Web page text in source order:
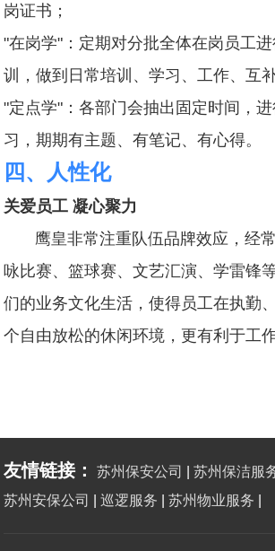
岗证书；
"在岗学"：定期对分批全体在岗员工
训，做到日常培训、学习、工作、互补
"定点学"：各部门会抽出固定时间，
习，期期有主题、有笔记、有心得。
四、人性化
关爱员工 凝心聚力
鹰皇非常注重队伍品牌效应，经常
咏比赛、篮球赛、文艺汇演、学雷锋
们的业务文化生活，使得员工在执勤
个自由放松的休闲环境，更有利于工作
友情链接： 苏州保安公司 |苏州保洁服
苏州安保公司
|巡逻服务 |苏州物业服务